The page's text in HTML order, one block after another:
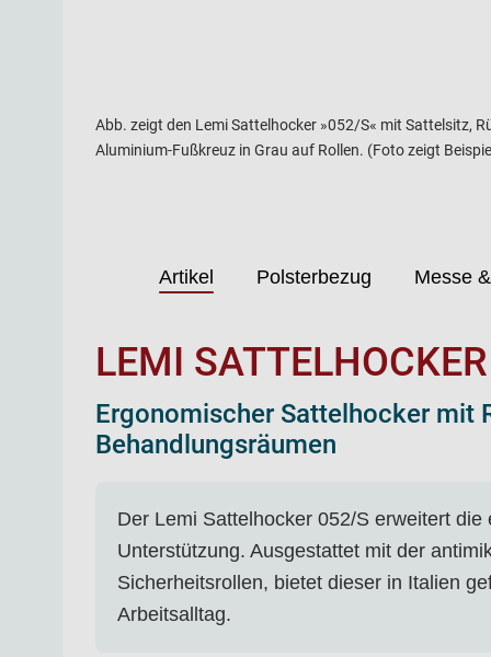
Abb. zeigt den Lemi Sattelhocker »052/S« mit Sattelsitz,
Aluminium-Fußkreuz in Grau auf Rollen. (Foto zeigt
Artikel Polsterbezug Messe
LEMI
Ergonomischer Sattelhocker mit
Behandlungsräumen
Der Lemi Sattelhocker 052/S erweitert
Unterstützung. Ausgestattet mit der
Sicherheitsrollen, bietet dieser in Italien
Arbeitsalltag.